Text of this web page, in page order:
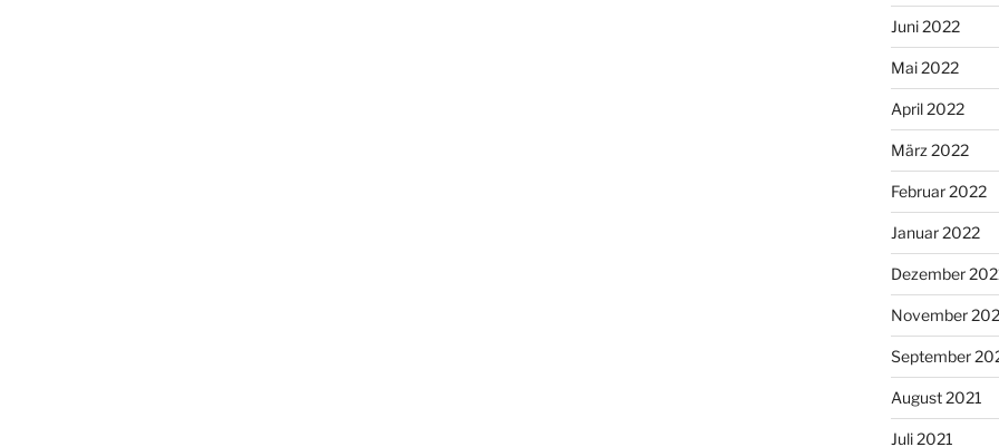
Juni 2022
Mai 2022
April 2022
März 2022
Februar 2022
Januar 2022
Dezember
November
September
August 2021
Juli 2021